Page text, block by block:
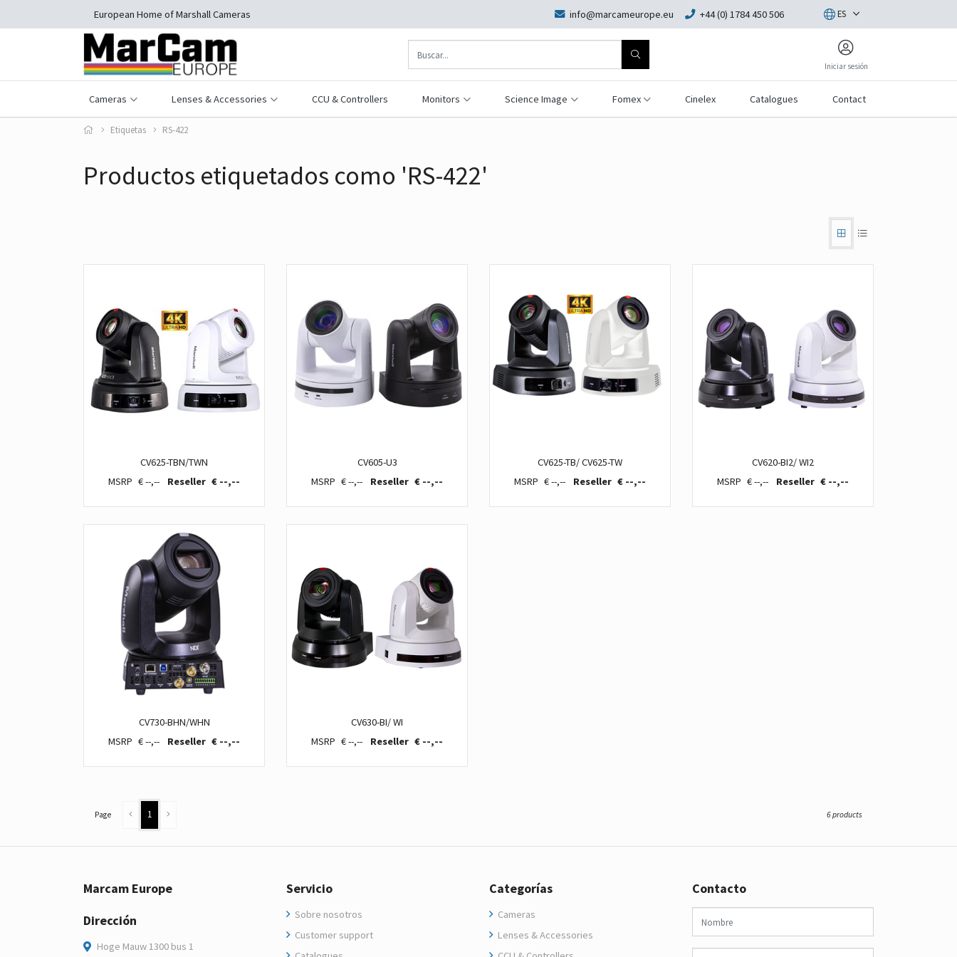
European Home of Marshall Cameras info@marcameurope.eu +44 (0) 1784 450 506 ES
Iniciar sesión
Cameras Lenses & Accessories CCU & Controllers Monitors Science Image Fomex Cinelex Catalogues Contact
Etiquetas RS-422
Productos etiquetados como 'RS-422'
CV625-TBN/TWN
€ --,--
€ --,--
CV605-U3
€ --,--
€ --,--
CV625-TB/ CV625-TW
€ --,--
€ --,--
CV620-BI2/ WI2
€ --,--
€ --,--
CV730-BHN/WHN
€ --,--
€ --,--
CV630-BI/ WI
€ --,--
€ --,--
Page 1 6 products
Marcam Europe
Dirección
Hoge Mauw 1300 bus 1
Servicio
Sobre nosotros
Customer support
Categorías
Cameras
Lenses & Accessories
Contacto